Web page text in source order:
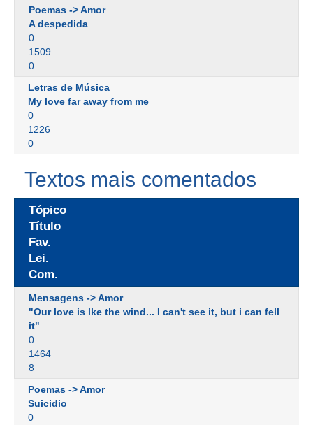
Poemas -> Amor
A despedida
0
1509
0
Letras de Música
My love far away from me
0
1226
0
Textos mais comentados
Tópico
Título
Fav.
Lei.
Com.
Mensagens -> Amor
"Our love is lke the wind... I can't see it, but i can fell
it"
0
1464
8
Poemas -> Amor
Suicidio
0